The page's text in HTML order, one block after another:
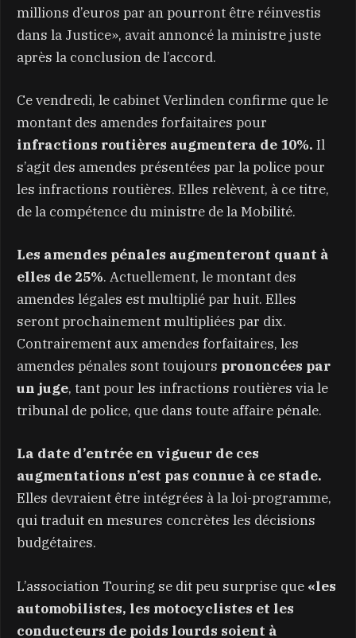
millions d’euros par an pourront être réinvestis
dans la Justice», avait annoncé la ministre juste
après la conclusion de l’accord.
Ce vendredi, le cabinet Verlinden confirme que le
montant des amendes forfaitaires pour
infractions routières augmentera de 10%. Il
s’agit des amendes présentées par la police pour
les infractions routières. Elles relèvent, à ce titre,
de la compétence du ministre de la Mobilité.
Les amendes pénales augmenteront quant à
elles de 25%. Actuellement, le montant des
amendes légales est multiplié par huit. Elles
seront prochainement multipliées par dix.
Contrairement aux amendes forfaitaires, les
amendes pénales sont toujours prononcées par
un juge, tant pour les infractions routières via le
tribunal de police, que dans toute affaire pénale.
La date d’entrée en vigueur de ces
augmentations n’est pas connue à ce stade.
Elles devraient être intégrées à la loi-programme,
qui traduit en mesures concrètes les décisions
budgétaires.
L’association Touring se dit peu surprise que «les
automobilistes, les motocyclistes et les
conducteurs de poids lourds soient à